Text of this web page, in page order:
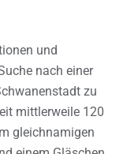
und
nach einer
zu
mittlerweile 120
gleichnamigen